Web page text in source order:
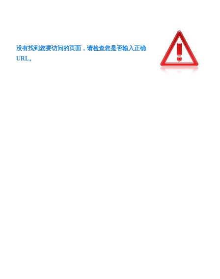
没有找到您要访问的页面，请检查您是否输入正确
URL。